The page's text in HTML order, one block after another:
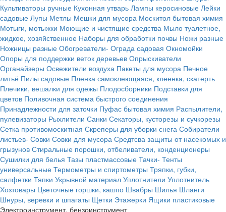
Культиваторы ручные Кухонная утварь Лампы керосиновые Лейки
садовые Лупы Метлы Мешки для мусора Москитол бытовая химия
Мотыги, мотыжки Моющие и чистящие средства Мыло туалетное,
жидкое, хозяйственное Наборы для обработки почвы Ножи разные
Ножницы разные Обогреватели- Ограда садовая Окномойки
Опоры для поддержки веток деревьев Опрыскиватели
Органайзеры Освежители воздуха Пакеты для мусора Печное
литьё Пилы садовые Пленка самоклеющаяся, клеенка, скатерть
Плечики, вешалки для одежы Плодосборники Подставки для
цветов Поливочная система быстрого соединения
Принадлежности для заточки Пуфас бытовая химия Распылители,
пулевизаторы Рыхлители Санки Секаторы, кусторезы и сучкорезы
Сетка противомоскитная Скреперы для уборки снега Собиратели
листьев- Совки Совки для мусора Средтсва защиты от насекомых и
грызунов Стиральные порошки, отбеливатели, конденционеры
Сушилки для белья Тазы пластмассовые Тачки- Тенты
универсальные Термометры и спиртометры Тряпки, губки,
салфетки Тяпки Укрывной материал Уплотнители Уплотнитель
Хозтовары Цветочные горшки, кашпо Швабры Шилья Шланги
Шнуры, веревки и шпагаты Щетки Этажерки Ящики пластиковые
Электроинструмент, бензоинструмент